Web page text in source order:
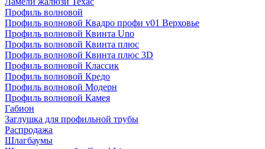
Профиль волновой
Профиль волновой Квадро профи v01 Верховье
Профиль волновой Квинта Uno
Профиль волновой Квинта плюс
Профиль волновой Квинта плюс 3D
Профиль волновой Классик
Профиль волновой Кредо
Профиль волновой Модерн
Профиль волновой Камея
Габион
Заглушка для профильной трубы
Распродажа
Шлагбаумы